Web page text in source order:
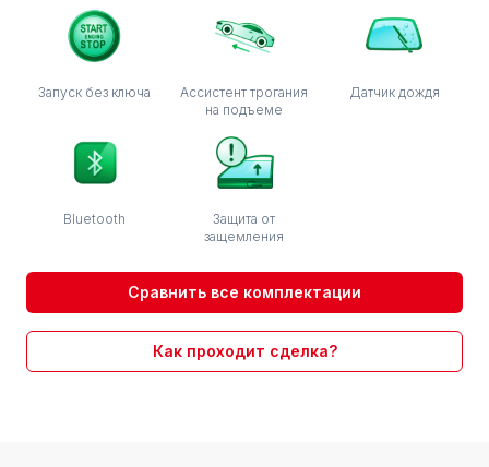
Запуск без ключа
Ассистент трогания
на подъеме
Датчик дождя
Bluetooth
Защита от
защемления
Сравнить все комплектации
Как проходит сделка?